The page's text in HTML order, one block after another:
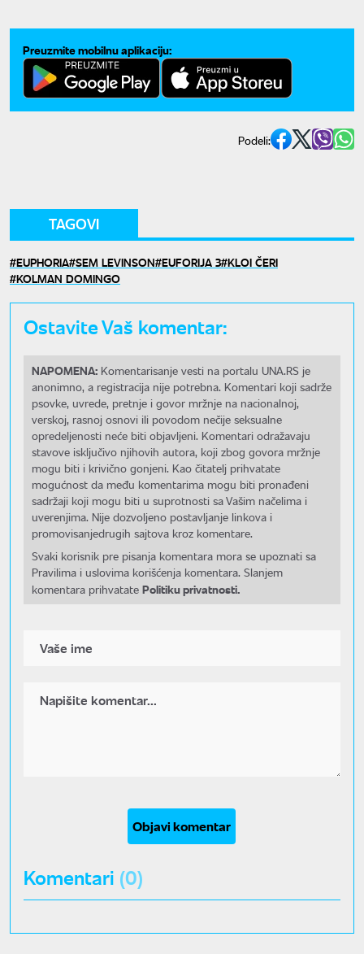
Preuzmite mobilnu aplikaciju:
Podeli:
TAGOVI
EUPHORIA SEM LEVINSON EUFORIJA 3 KLOI ČERI
KOLMAN DOMINGO
Ostavite Vaš komentar:
NAPOMENA: Komentarisanje vesti na portalu UNA.RS je
anonimno, a registracija nije potrebna. Komentari koji sadrže
psovke, uvrede, pretnje i govor mržnje na nacionalnoj,
verskoj, rasnoj osnovi ili povodom nečije seksualne
opredeljenosti neće biti objavljeni. Komentari odražavaju
stavove isključivo njihovih autora, koji zbog govora mržnje
mogu biti i krivično gonjeni. Kao čitatelj prihvatate
mogućnost da među komentarima mogu biti pronađeni
sadržaji koji mogu biti u suprotnosti sa Vašim načelima i
uverenjima. Nije dozvoljeno postavljanje linkova i
promovisanjedrugih sajtova kroz komentare.
Svaki korisnik pre pisanja komentara mora se upoznati sa
Pravilima i uslovima korišćenja komentara. Slanjem
komentara prihvatate Politiku privatnosti.
Objavi komentar
Komentari (0)